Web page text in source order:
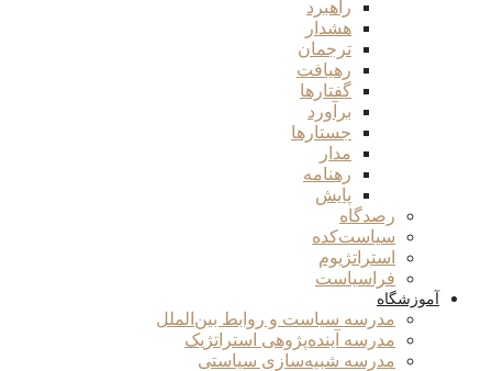
راهبرد
هشدار
ترجمان
رهیافت
گفتارها
برآورد
جستارها
مدار
رهنامه
پایش
رصدگاه
سیاست‌کده
استراتژیوم
فراسیاست
آموزشگاه
مدرسه سیاست و روابط بین‌الملل
مدرسه آینده‌پژوهی استراتژیک
مدرسه شبیه‌سازی سیاستی